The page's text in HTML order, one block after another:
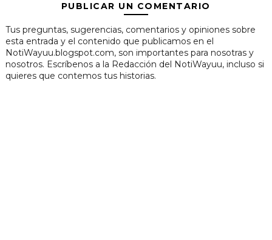
PUBLICAR UN COMENTARIO
Tus preguntas, sugerencias, comentarios y opiniones sobre
esta entrada y el contenido que publicamos en el
NotiWayuu.blogspot.com, son importantes para nosotras y
nosotros. Escríbenos a la Redacción del NotiWayuu, incluso si
quieres que contemos tus historias.